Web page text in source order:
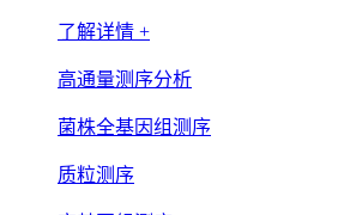
了解详情 +
高通量测序分析
菌株全基因组测序
质粒测序